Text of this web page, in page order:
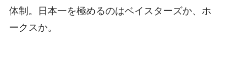
体制。日本一を極めるのはベイスターズか、ホ
ークスか。